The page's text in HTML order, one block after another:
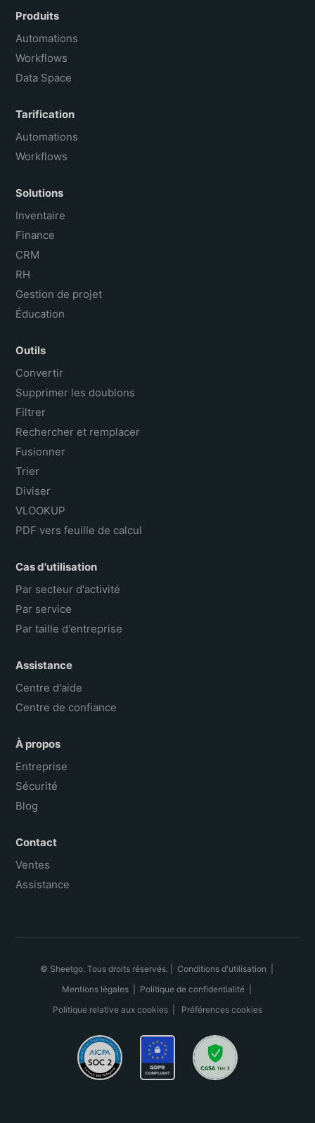
Español
Português do Brasil
Produits
Automations
Workflows
Data Space
Tarification
Automations
Workflows
Solutions
Inventaire
Finance
CRM
RH
Gestion de projet
Éducation
Outils
Convertir
Supprimer les doublons
Filtrer
Rechercher et remplacer
Fusionner
Trier
Diviser
VLOOKUP
PDF vers feuille de calcul
Cas d'utilisation
Par secteur d'activité
Par service
Par taille d'entreprise
Assistance
Centre d'aide
Centre de confiance
À propos
Entreprise
Sécurité
Blog
Contact
Ventes
Assistance
© Sheetgo. Tous droits réservés. | Conditions d'utilisation
Mentions légales| Politique de confidentialité|
Politique relative aux cookies
Préférences cookies